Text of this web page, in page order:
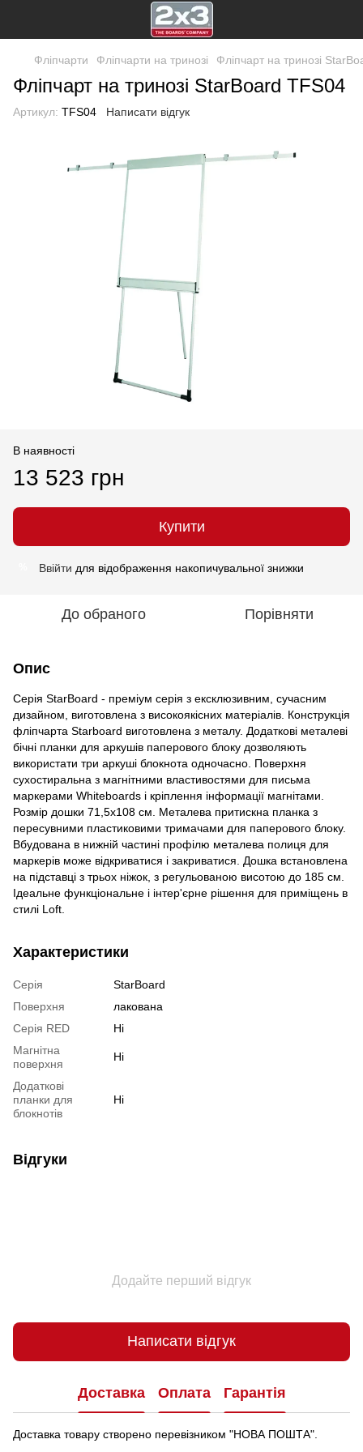
Фліпчарти Фліпчарти на тринозі Фліпчарт на тринозі
Фліпчарт на тринозі StarBoard TFS04
Артикул: TFS04 Написати відгук
В наявності
13 523 грн
Купити
Ввійти для відображення накопичувальної знижки
До обраного Порівняти
Опис
Серія StarBoard - преміум серія з ексклюзивним, сучасним
дизайном, виготовлена з високоякісних матеріалів. Конструкція
фліпчарта Starboard виготовлена з металу. Додаткові металеві
бічні планки для аркушів паперового блоку дозволяють
використати три аркуші блокнота одночасно. Поверхня
сухостиральна з магнітними властивостями для письма
маркерами Whiteboards і кріплення інформації магнітами.
Розмір дошки 71,5х108 см. Металева притискна планка з
пересувними пластиковими тримачами для паперового блоку.
Вбудована в нижній частині профілю металева полиця для
маркерів може відкриватися і закриватися. Дошка встановлена
на підставці з трьох ніжок, з регульованою висотою до 185 см.
Ідеальне функціональне і інтер'єрне рішення для приміщень в
стилі Loft.
Характеристики
Серія
StarBoard
Поверхня
лакована
Серія RED
Ні
Магнітна
поверхня
Ні
Додаткові
планки для
блокнотів
Ні
Відгуки
Додайте перший відгук
Написати відгук
Доставка Оплата Гарантія
Доставка товару створено перевізником "НОВА ПОШТА".